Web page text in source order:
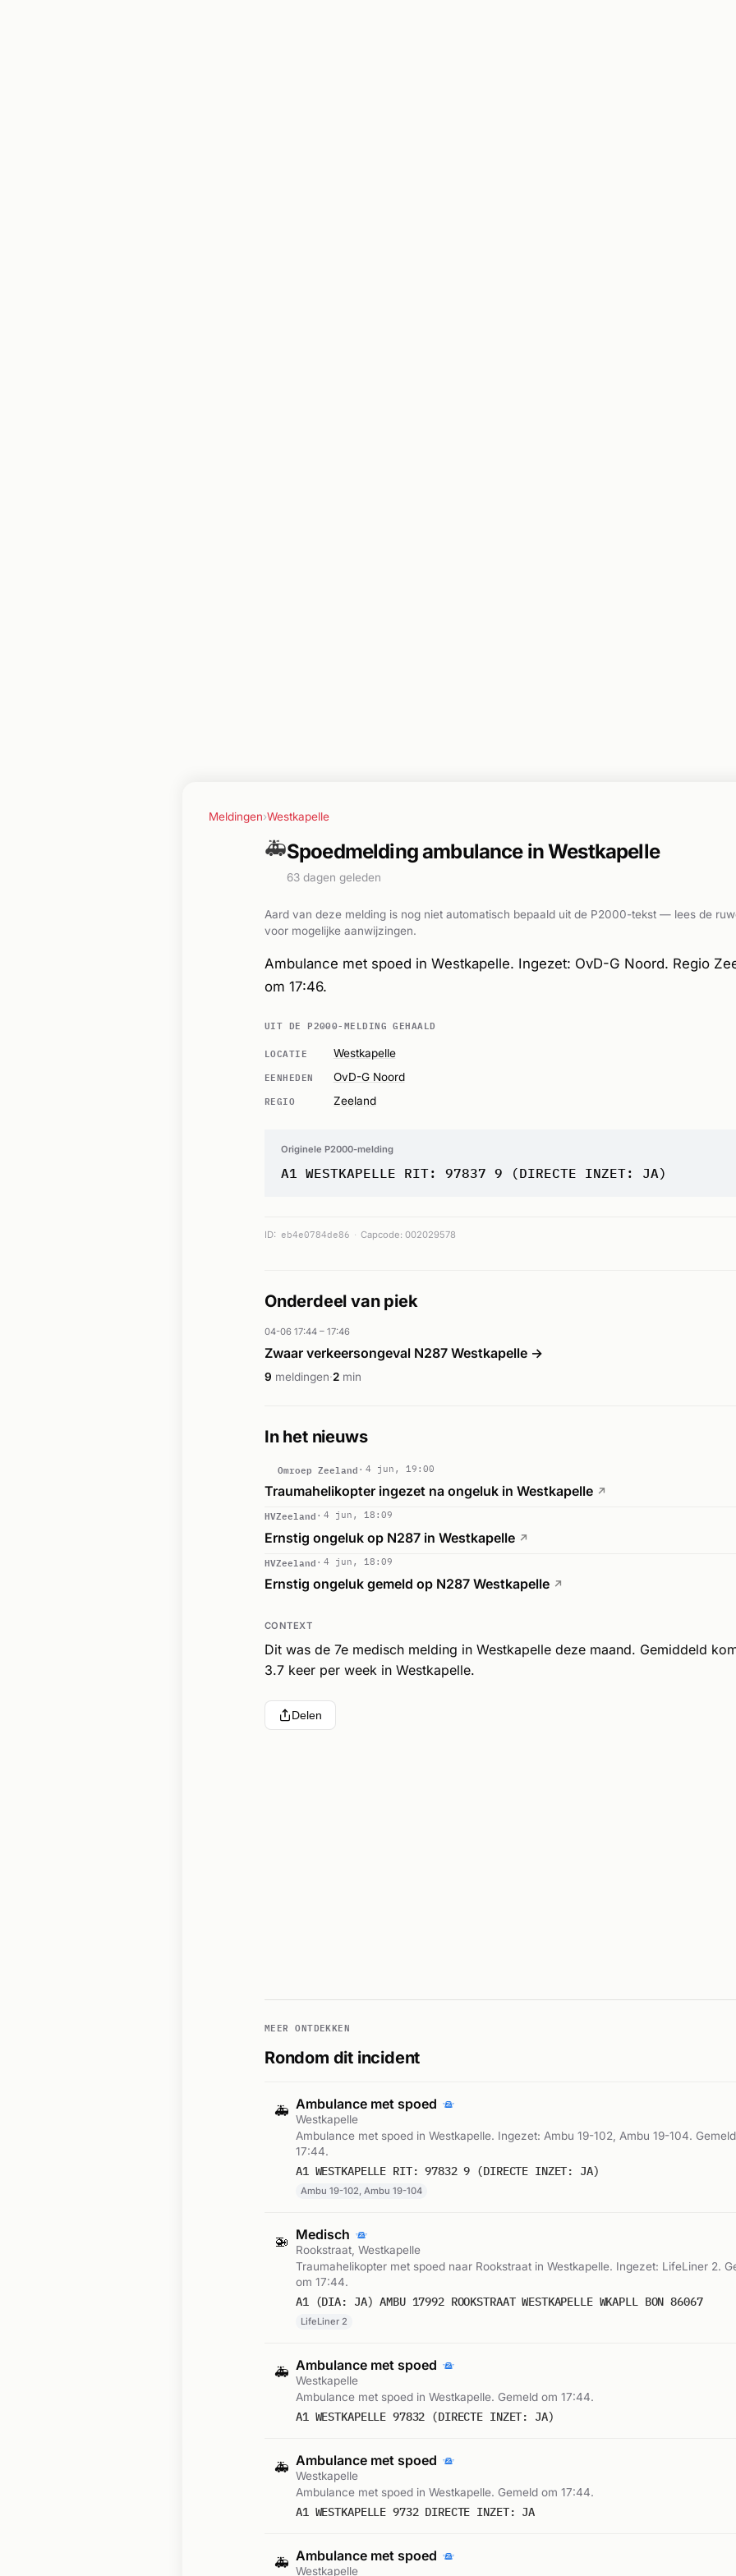
Meldingen›Westkapelle
🚑Spoedmelding ambulance in Westkapelle
63 dagen geleden
Aard van deze melding is nog niet automatisch bepaald uit de P2000-tekst — lees de
voor mogelijke aanwijzingen.
Ambulance met spoed in Westkapelle. Ingezet: OvD-G Noord. Regio
om 17:46.
UIT DE P2000-MELDING GEHAALD
LOCATIE
Westkapelle
EENHEDEN OvD-G Noord
REGIO Zeeland
Originele P2000-melding
A1 WESTKAPELLE RIT: 97837 9 (DIRECTE INZET: JA)
ID: eb4e0784de86 Capcode: 002029578
Onderdeel van piek
04-06 17:44 – 17:46
Zwaar verkeersongeval N287 Westkapelle →
9 meldingen·2 min
In het nieuws
Omroep Zeeland 4 jun, 19:00
Traumahelikopter ingezet na ongeluk in Westkapelle ↗
HVZeeland 4 jun, 18:09
Ernstig ongeluk op N287 in Westkapelle ↗
HVZeeland 4 jun, 18:09
Ernstig ongeluk gemeld op N287 Westkapelle ↗
CONTEXT
Dit was de 7e medisch melding in Westkapelle deze maand. Gemiddeld
3.7 keer per week in Westkapelle.
Delen
MEER ONTDEKKEN
Rondom dit incident
🚑 Ambulance met spoed
Westkapelle
Ambulance met spoed in Westkapelle. Ingezet: Ambu 19-102, Ambu 19-104.
17:44.
A1 WESTKAPELLE RIT: 97832 9 (DIRECTE INZET: JA)
Ambu 19-102, Ambu 19-104
🚁 Medisch
Rookstraat, Westkapelle
Traumahelikopter met spoed naar Rookstraat in Westkapelle. Ingezet: LifeLiner 2.
om 17:44.
A1 (DIA: JA) AMBU 17992 ROOKSTRAAT WESTKAPELLE WKAPLL BON 86067
LifeLiner 2
🚑 Ambulance met spoed
Westkapelle
Ambulance met spoed in Westkapelle. Gemeld om 17:44.
A1 WESTKAPELLE 97832 (DIRECTE INZET: JA)
🚑 Ambulance met spoed
Westkapelle
Ambulance met spoed in Westkapelle. Gemeld om 17:44.
A1 WESTKAPELLE 9732 DIRECTE INZET: JA
🚑 Ambulance met spoed
Westkapelle